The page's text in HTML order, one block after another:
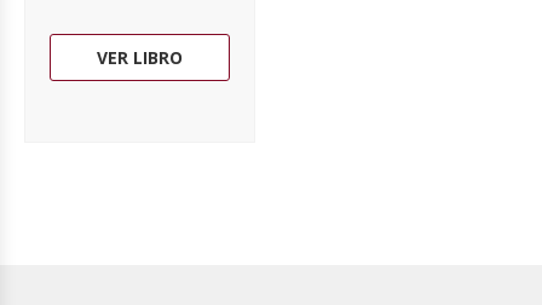
VER LIBRO